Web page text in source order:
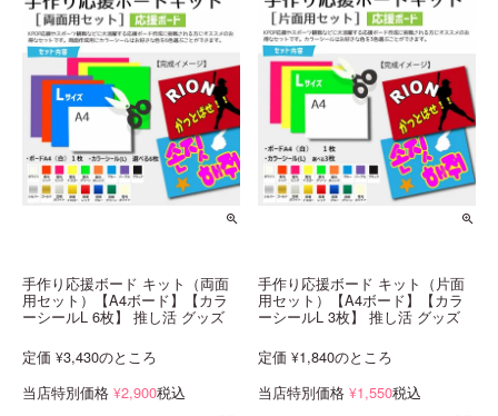
手作り応援ボード キット（両面
用セット）【A4ボード】【カラ
ーシールL 6枚】 推し活 グッズ
定価 ¥3,430のところ
当店特別価格 ¥2,900税込
手作り応援ボード キット（片面
用セット）【A4ボード】【カラ
ーシールL 3枚】 推し活 グッズ
定価 ¥1,840のところ
当店特別価格 ¥1,550税込